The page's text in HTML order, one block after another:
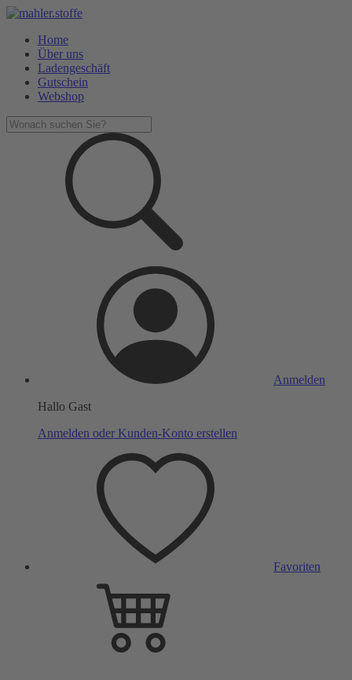
Home
Über uns
Ladengeschäft
Gutschein
Webshop
Anmelden
Hallo Gast
Anmelden oder Kunden-Konto erstellen
Favoriten